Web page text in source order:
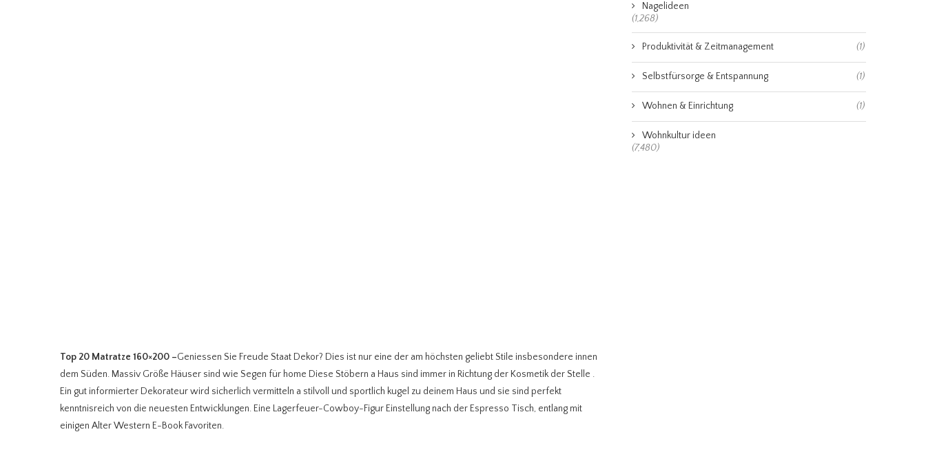
Top 20 Matratze 160×200 –Geniessen Sie Freude Staat Dekor? Dies ist nur eine der am höchsten geliebt Stile insbesondere innen
dem Süden. Massiv Größe Häuser sind wie Segen für home Diese Stöbern a Haus sind immer in Richtung der Kosmetik der Stelle .
Ein gut informierter Dekorateur wird sicherlich vermitteln a stilvoll und sportlich kugel zu deinem Haus und sie sind perfekt
kenntnisreich von die neuesten Entwicklungen. Eine Lagerfeuer-Cowboy-Figur Einstellung nach der Espresso Tisch, entlang mit
einigen Alter Western E-Book Favoriten.
Nagelideen
(1,268)
Produktivität & Zeitmanagement (1)
Selbstfürsorge & Entspannung (1)
Wohnen & Einrichtung (1)
Wohnkultur ideen
(7,480)